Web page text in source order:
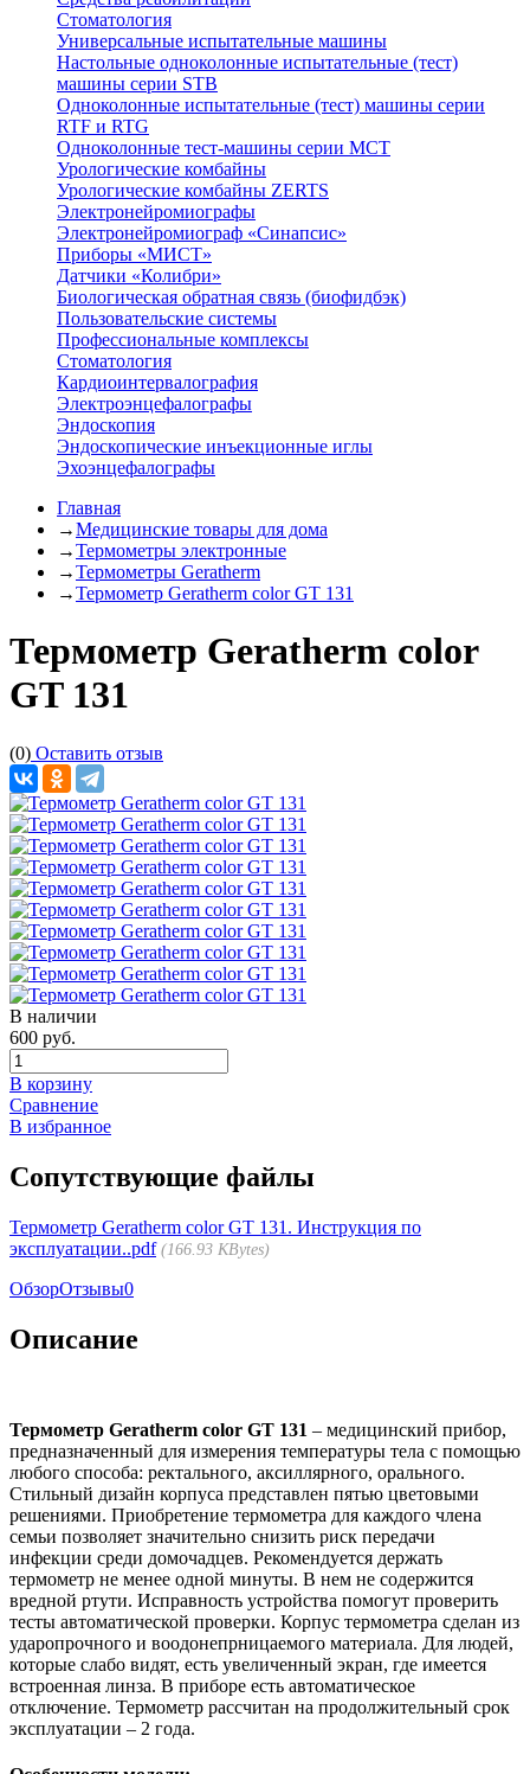
Стоматология
Универсальные испытательные машины
Настольные одноколонные испытательные (тест)
машины серии STB
Одноколонные испытательные (тест) машины серии
RTF и RTG
Одноколонные тест-машины серии MCT
Урологические комбайны
Урологические комбайны ZERTS
Электронейромиографы
Электронейромиограф «Синапсис»
Приборы «МИСТ»
Датчики «Колибри»
Биологическая обратная связь (биофидбэк)
Пользовательские системы
Профессиональные комплексы
Стоматология
Кардиоинтервалография
Электроэнцефалографы
Эндоскопия
Эндоскопические инъекционные иглы
Эхоэнцефалографы
Главная
→Медицинские товары для дома
→Термометры электронные
→Термометры Geratherm
→Термометр Geratherm color GT 131
Термометр Geratherm color
GT 131
(0) Оставить отзыв
В наличии
600 руб.
В корзину
Сравнение
В избранное
Сопутствующие файлы
Термометр Geratherm color GT 131. Инструкция по
эксплуатации..pdf
166.93 KBytes
ОбзорОтзывы0
Описание
Термометр Geratherm color GT 131 – медицинский прибор,
предназначенный для измерения температуры тела с помощью
любого способа: ректального, аксиллярного, орального.
Стильный дизайн корпуса представлен пятью цветовыми
решениями. Приобретение термометра для каждого члена
семьи позволяет значительно снизить риск передачи
инфекции среди домочадцев. Рекомендуется держать
термометр не менее одной минуты. В нем не содержится
вредной ртути. Исправность устройства помогут проверить
тесты автоматической проверки. Корпус термометра сделан из
ударопрочного и воодонепрницаемого материала. Для людей,
которые слабо видят, есть увеличенный экран, где имеется
встроенная линза. В приборе есть автоматическое
отключение. Термометр рассчитан на продолжительный срок
эксплуатации – 2 года.